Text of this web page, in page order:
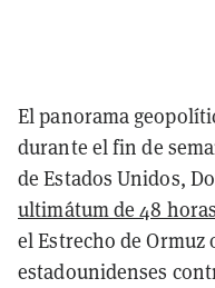
El panorama
durante el fin de
de Estados Unidos,
ultimátum de 48 horas
el Estrecho de
estadounidenses